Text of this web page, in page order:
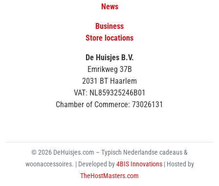
News
Business
Store locations
De Huisjes B.V.
Emrikweg 37B
2031 BT Haarlem
VAT: NL859325246B01
Chamber of Commerce: 73026131
© 2026 DeHuisjes.com – Typisch Nederlandse cadeaus &
woonaccessoires. | Developed by4BIS Innovations | Hosted by
TheHostMasters.com